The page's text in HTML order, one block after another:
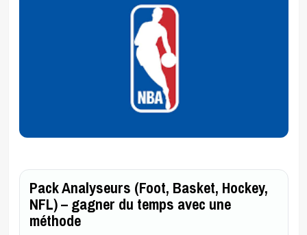
Pack Analyseurs (Foot, Basket, Hockey,
NFL) – gagner du temps avec une
méthode